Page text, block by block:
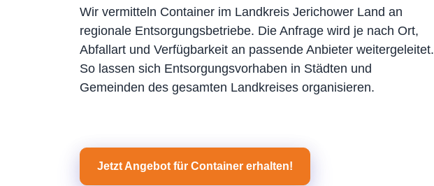
Wir vermitteln Container im Landkreis Jerichower Land an
regionale Entsorgungsbetriebe. Die Anfrage wird je nach Ort,
Abfallart und Verfügbarkeit an passende Anbieter weitergeleitet.
So lassen sich Entsorgungsvorhaben in Städten und
Gemeinden des gesamten Landkreises organisieren.
Jetzt Angebot für Container erhalten!